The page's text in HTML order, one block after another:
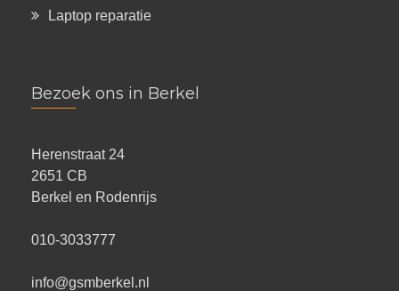
Laptop reparatie
Bezoek ons in Berkel
Herenstraat 24
2651 CB
Berkel en Rodenrijs
010-3033777
info@gsmberkel.nl